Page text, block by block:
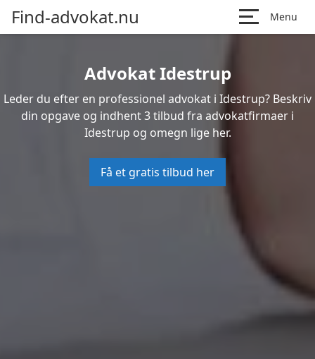
Find-advokat.nu Menu
Advokat Idestrup
Leder du efter en professionel advokat i Idestrup? Beskriv
din opgave og indhent 3 tilbud fra advokatfirmaer i
Idestrup og omegn lige her.
Få et gratis tilbud her